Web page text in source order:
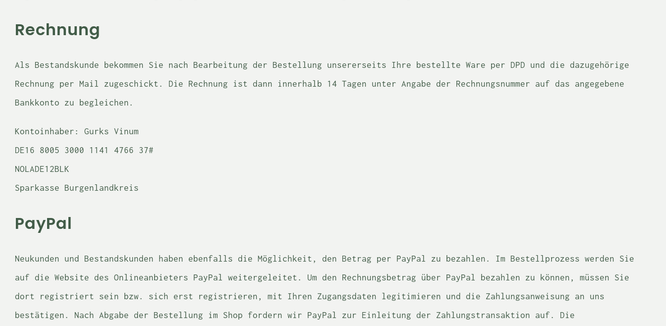
Rechnung
Als Bestandskunde bekommen Sie nach Bearbeitung der Bestellung unsererseits Ihre bestellte Ware per DPD und die dazugehörige
Rechnung per Mail zugeschickt. Die Rechnung ist dann innerhalb 14 Tagen unter Angabe der Rechnungsnummer auf das angegebene
Bankkonto zu begleichen.
Kontoinhaber: Gurks Vinum
DE16 8005 3000 1141 4766 37#
NOLADE12BLK
Sparkasse Burgenlandkreis
PayPal
Neukunden und Bestandskunden haben ebenfalls die Möglichkeit, den Betrag per PayPal zu bezahlen. Im Bestellprozess werden Sie
auf die Website des Onlineanbieters PayPal weitergeleitet. Um den Rechnungsbetrag über PayPal bezahlen zu können, müssen Sie
dort registriert sein bzw. sich erst registrieren, mit Ihren Zugangsdaten legitimieren und die Zahlungsanweisung an uns
bestätigen. Nach Abgabe der Bestellung im Shop fordern wir PayPal zur Einleitung der Zahlungstransaktion auf. Die